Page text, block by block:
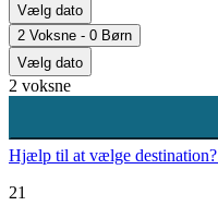
Vælg dato
2 Voksne - 0 Børn
Vælg dato
2 voksne
Hjælp til at vælge destination?
21